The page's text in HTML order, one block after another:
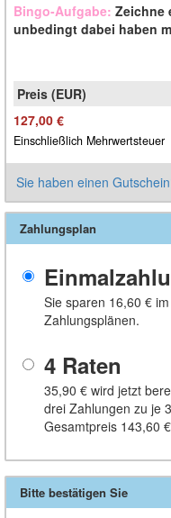
Bingo-Aufgabe: Zeichne
unbedingt dabei haben
127,00 €
Einschließlich Mehrwertsteuer
Sie haben einen
Zahlungsplan
Sie sparen 16,60 €
Zahlungsplänen.
4 Raten
35,90 € wird jetzt
drei Zahlungen zu je
Gesamtpreis 143,60 €
Bitte bestätigen Sie